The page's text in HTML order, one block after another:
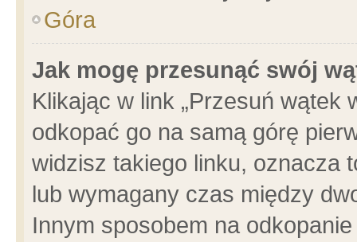
Góra
Jak mogę przesunąć swój
Klikając w link „Przesuń wątek
odkopać go na samą górę
widzisz takiego linku, oznacza
lub wymagany czas między
Innym sposobem na